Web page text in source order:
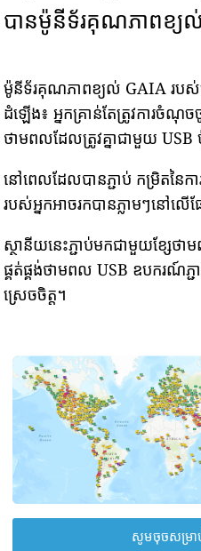
បានម៉ូនីទ័រគុណភាពខ្យ
ម៉ូនីទ័រគុណភាពខ្យល់ GAIA របស់
ដំឡើង៖ អ្នកគ្រាន់តែត្រូវការចំណុ
ថាមពលដែលត្រូវគ្នាជាមួយ USB
នៅពេលដែលបានភ្ជាប់ កម្រិតនៃ
របស់អ្នកអាចរកបានភ្លាមៗនៅល
ស្ថានីយនេះភ្ជាប់មកជាមួយខ្សែថា
ផ្គត់ផ្គង់ថាមពល USB ឧបករណ៍ភ្ជ
ស្រេចចិត្ត។
សូមចុចសម្រា